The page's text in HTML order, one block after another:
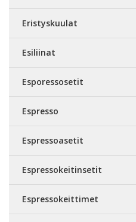
Eristyskuulat
Esiliinat
Esporessosetit
Espresso
Espressoasetit
Espressokeitinsetit
Espressokeittimet